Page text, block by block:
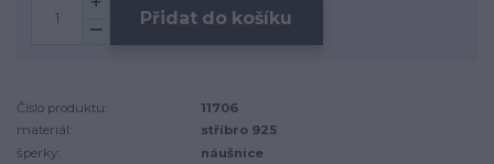
Přidat do košíku
Číslo produktu:
11706
materiál:
stříbro 925
šperky:
náušnice